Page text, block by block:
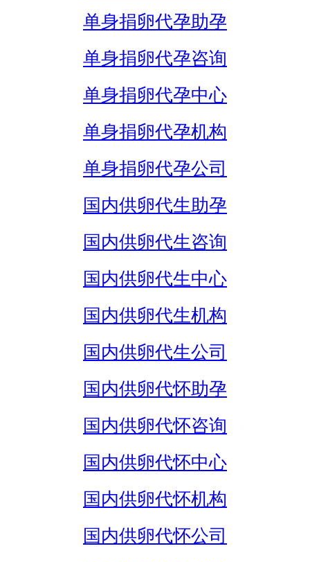
单身捐卵代孕助孕
单身捐卵代孕咨询
单身捐卵代孕中心
单身捐卵代孕机构
单身捐卵代孕公司
国内供卵代生助孕
国内供卵代生咨询
国内供卵代生中心
国内供卵代生机构
国内供卵代生公司
国内供卵代怀助孕
国内供卵代怀咨询
国内供卵代怀中心
国内供卵代怀机构
国内供卵代怀公司